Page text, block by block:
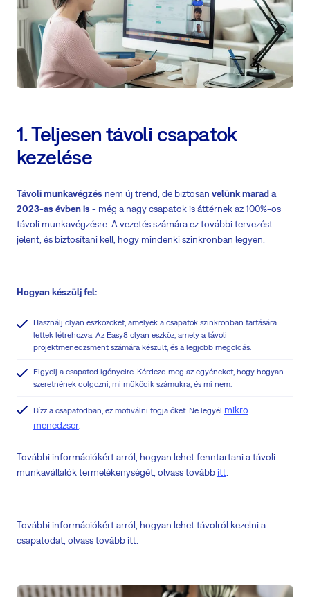
1. Teljesen távoli csapatok
kezelése
Távoli munkavégzés nem új trend, de biztosan velünk marad a
2023-as évben is - még a nagy csapatok is áttérnek az 100%-os
távoli munkavégzésre. A vezetés számára ez további tervezést
jelent, és biztosítani kell, hogy mindenki szinkronban legyen.
Hogyan készülj fel:
Használj olyan eszközöket, amelyek a csapatok szinkronban tartására
lettek létrehozva. Az Easy8 olyan eszköz, amely a távoli
projektmenedzsment számára készült, és a legjobb megoldás.
Figyelj a csapatod igényeire. Kérdezd meg az egyéneket, hogy hogyan
szeretnének dolgozni, mi működik számukra, és mi nem.
Bízz a csapatodban, ez motiválni fogja őket. Ne legyél mikro
menedzser.
További információkért arról, hogyan lehet fenntartani a távoli
munkavállalók termelékenységét, olvass tovább itt
További információkért arról, hogyan lehet távolról kezelni a
csapatodat, olvass tovább itt.